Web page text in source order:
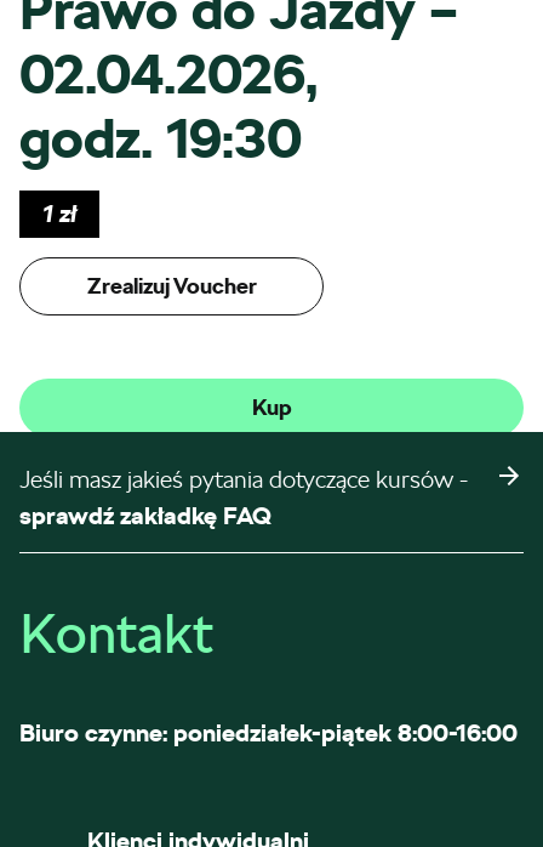
02.04.2026,
godz. 19:30
1zł
Zrealizuj Voucher
Kup
Jeśli masz jakieś pytania dotyczące kursów -
sprawdź zakładkę FAQ
Kontakt
Biuro czynne: poniedziałek-piątek 8:00-16:00
Klienci indywidualni